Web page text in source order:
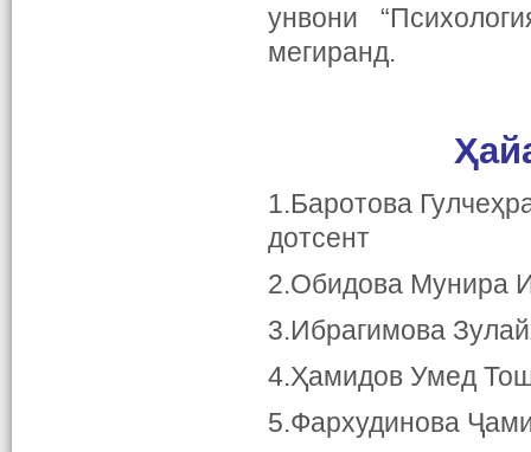
унвони
мегиранд.
1.Баротова
дотсент
2.Обидова Мунира
3.Ибрагимова
4.Ҳамидов Умед
5.Фархудинова